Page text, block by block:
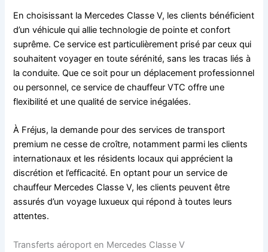
En choisissant la Mercedes Classe V, les clients bénéficient
d’un véhicule qui allie technologie de pointe et confort
suprême. Ce service est particulièrement prisé par ceux qui
souhaitent voyager en toute sérénité, sans les tracas liés à
la conduite. Que ce soit pour un déplacement professionnel
ou personnel, ce service de chauffeur VTC offre une
flexibilité et une qualité de service inégalées.
À Fréjus, la demande pour des services de transport
premium ne cesse de croître, notamment parmi les clients
internationaux et les résidents locaux qui apprécient la
discrétion et l’efficacité. En optant pour un service de
chauffeur Mercedes Classe V, les clients peuvent être
assurés d’un voyage luxueux qui répond à toutes leurs
attentes.
Transferts aéroport en Mercedes Classe V